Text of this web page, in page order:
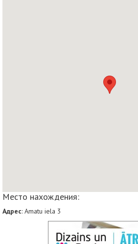
Место нахождения:
Адрес: Amatu iela 3